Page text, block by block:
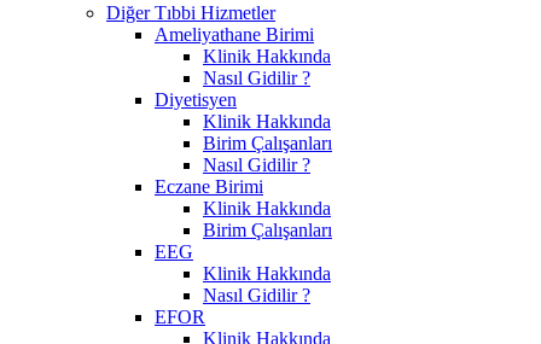
Diğer Tıbbi Hizmetler
Ameliyathane Birimi
Klinik Hakkında
Nasıl Gidilir ?
Diyetisyen
Klinik Hakkında
Birim Çalışanları
Nasıl Gidilir ?
Eczane Birimi
Klinik Hakkında
Birim Çalışanları
EEG
Klinik Hakkında
Nasıl Gidilir ?
EFOR
Klinik Hakkında